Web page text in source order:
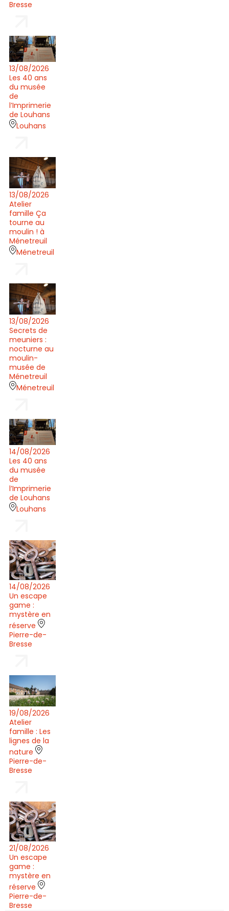
Bresse
13/08/2026
Les 40 ans
du musée
de
l’Imprimerie
de Louhans
Louhans
13/08/2026
Atelier
famille Ça
tourne au
moulin ! à
Ménetreuil
Ménetreuil
13/08/2026
Secrets de
meuniers :
nocturne au
moulin-
musée de
Ménetreuil
Ménetreuil
14/08/2026
Les 40 ans
du musée
de
l’Imprimerie
de Louhans
Louhans
14/08/2026
Un escape
game :
mystère en
réserve
Pierre-de-
Bresse
19/08/2026
Atelier
famille : Les
lignes de la
nature
Pierre-de-
Bresse
21/08/2026
Un escape
game :
mystère en
réserve
Pierre-de-
Bresse